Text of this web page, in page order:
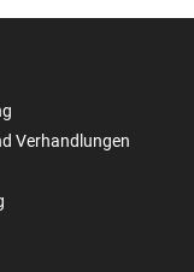
Verhandlungen